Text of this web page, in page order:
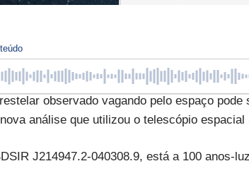
observado vagando pelo espaço
análise que utilizou o telescópio espacial
J214947.2-040308.9, está a 100 anos-